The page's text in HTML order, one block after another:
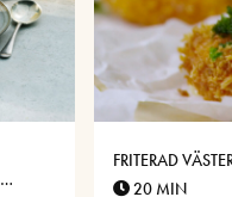
FRITERAD
20 MIN